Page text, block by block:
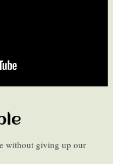
without giving up our